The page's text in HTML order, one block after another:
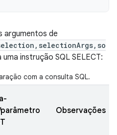
argumentos de
instrução SQL SELECT:
com a consulta SQL.
Observações